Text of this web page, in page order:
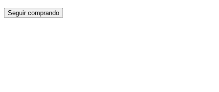
Seguir comprando